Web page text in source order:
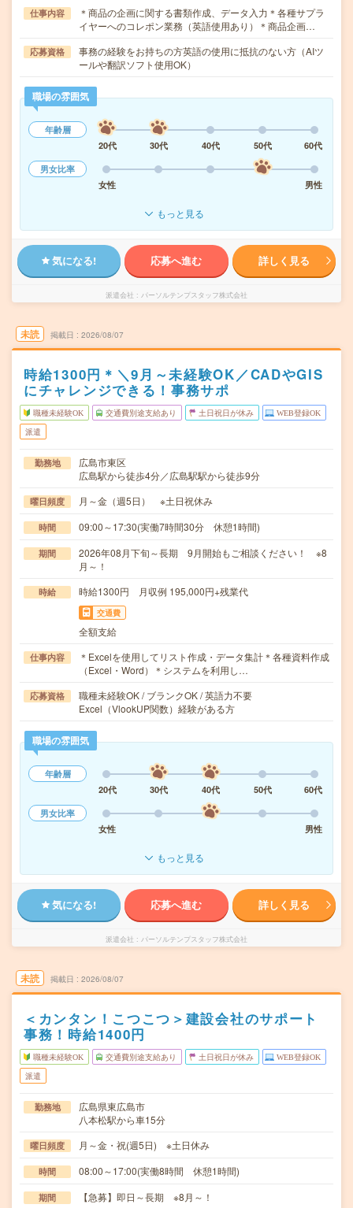
仕事内容
＊商品の企画に関する書類作成、データ入力＊各種サプラ
イヤーへのコレポン業務（英語使用あり）＊商品企画…
応募資格
事務の経験をお持ちの方英語の使用に抵抗のない方（AIツ
ールや翻訳ソフト使用OK）
職場の雰囲気
年齢層
20代
30代 40代 50代
60代
男女比率
女性
男性
もっと見る
気になる! 応募へ進む 詳しく見る
派遣会社 パーソルテンプスタッフ株式会社
未読 掲載日 2026/08/07
時給1300円＊＼9月～未経験OK／CADやGIS
にチャレンジできる！事務サポ
職種未経験OK 交通費別途支給あり 土日祝日が休み WEB登録OK
派遣
勤務地
広島市東区
広島駅から徒歩4分／広島駅駅から徒歩9分
曜日頻度 月～金（週5日） ※土日祝休み
時間 09:00～17:30(実働7時間30分 休憩1時間)
期間
2026年08月下旬～長期 9月開始もご相談ください！ ※8
月～！
時給 時給1300円 月収例 195,000円+残業代
交通費
全額支給
仕事内容
＊Excelを使用してリスト作成・データ集計＊各種資料作成
（Excel・Word）＊システムを利用し…
応募資格
職種未経験OK / ブランクOK / 英語力不要
Excel（VlookUP関数）経験がある方
職場の雰囲気
年齢層
20代
30代 40代 50代
60代
男女比率
女性
男性
もっと見る
気になる! 応募へ進む 詳しく見る
派遣会社 パーソルテンプスタッフ株式会社
未読 掲載日 2026/08/07
＜カンタン！こつこつ＞建設会社のサポート
事務！時給1400円
職種未経験OK 交通費別途支給あり 土日祝日が休み WEB登録OK
派遣
勤務地
広島県東広島市
八本松駅から車15分
曜日頻度 月～金・祝(週5日) ※土日休み
時間 08:00～17:00(実働8時間 休憩1時間)
期間 【急募】即日～長期 ※8月～！